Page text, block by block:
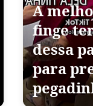
A
finge
dessa
para